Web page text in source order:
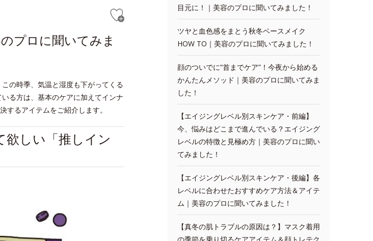
プロに聞いてみま
の時季、気温と湿度も下がってくる
る方は、基本のケアに加えてインナ
するアイテムをご紹介します。
欲しい「推しイン
目元に！｜美容のプロに聞いてみました！
ツヤと血色感をまとう秋冬ベースメイク
HOW TO｜美容のプロに聞いてみました！
顔のついでに“首までケア”！今夜から始める
かんたんメソッド｜美容のプロに聞いてみま
した！
【エイジングレベル別スキンケア・前編】
今、悩みはどこまで進んでいる？エイジング
レベルの特徴と見極め方｜美容のプロに聞い
てみました！
【エイジングレベル別スキンケア・後編】各
レベルに合わせたおすすめケア方法＆アイテ
ム｜美容のプロに聞いてみました！
【真冬の肌トラブルの原因は？】マスク着用